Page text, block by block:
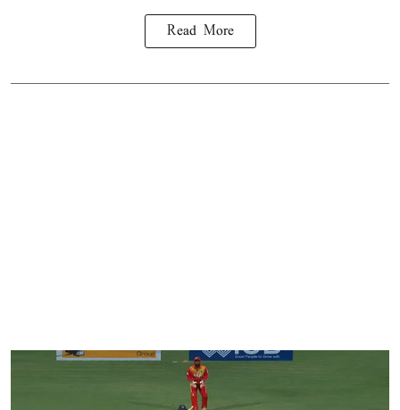
Read More